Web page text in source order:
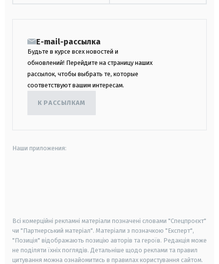
E-mail-рассылка
Будьте в курсе всех новостей и
обновлений! Перейдите на страницу наших
рассылок, чтобы выбрать те, которые
соответствуют вашим интересам.
К РАССЫЛКАМ
Наши приложения:
Всі комерційні рекламні матеріали позначені словами "Спецпроєкт"
чи "Партнерський матеріал". Матеріали з позначкою "Експерт",
"Позиція" відображають позицію авторів та героїв. Редакція може
не поділяти їхніх поглядів. Детальніше щодо реклами та правил
цитування можна ознайомитись в правилах користування сайтом.